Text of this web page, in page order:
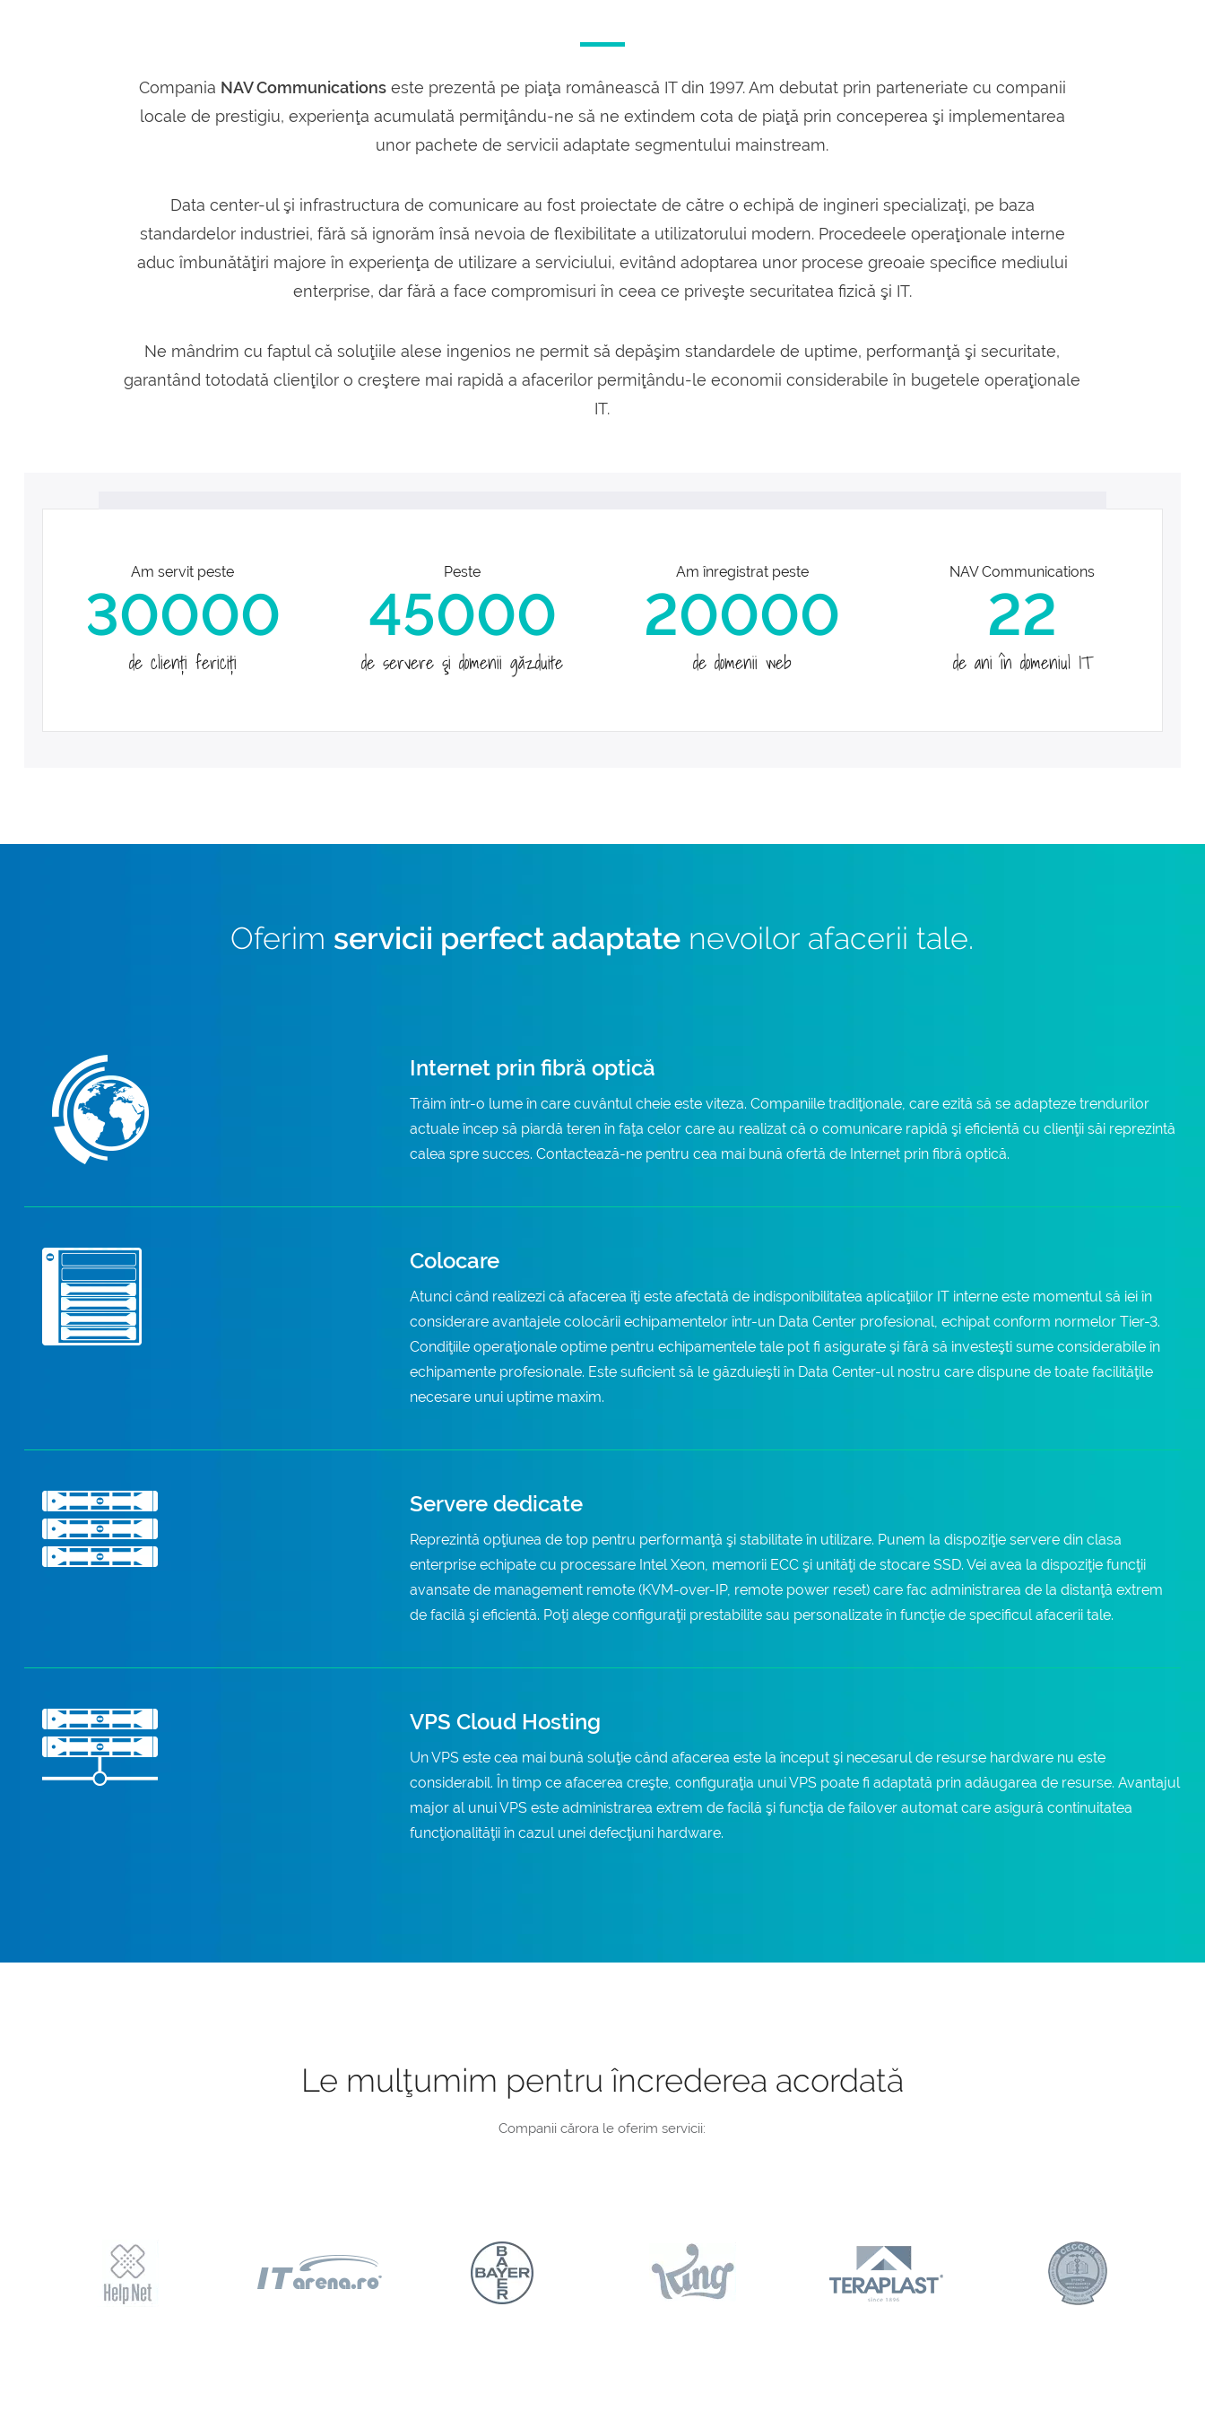
Compania NAV Communicationseste prezentă pe piaţa românească IT din 1997. Am debutat prin parteneriate cu companii
locale de prestigiu, experienţa acumulată permiţându-ne să ne extindem cota de piaţă prin conceperea şi implementarea
unor pachete de servicii adaptate segmentului mainstream.
Data center-ul şi infrastructura de comunicare au fost proiectate de către o echipă de ingineri specializaţi, pe baza
standardelor industriei, fără să ignorăm însă nevoia de flexibilitate a utilizatorului modern. Procedeele operaţionale interne
aduc îmbunătăţiri majore în experienţa de utilizare a serviciului, evitând adoptarea unor procese greoaie specifice mediului
enterprise, dar fără a face compromisuri în ceea ce priveşte securitatea fizică şi IT.
Ne mândrim cu faptul că soluţiile alese ingenios ne permit să depăşim standardele de uptime, performanţă şi securitate,
garantând totodată clienţilor o creştere mai rapidă a afacerilor permiţându-le economii considerabile în bugetele operaţionale
IT.
Am servit peste
30000
de clienţi fericiţi
Peste
45000
de servere şi domenii găzduite
Am înregistrat peste
20000
de domenii web
NAV Communications
22
de ani în domeniul IT
Oferim servicii perfect adaptate nevoilor afacerii tale.
Internet prin fibră optică
Trăim într-o lume în care cuvântul cheie este viteza. Companiile tradiţionale, care ezită să se adapteze trendurilor
actuale încep să piardă teren în faţa celor care au realizat că o comunicare rapidă şi eficientă cu clienţii săi reprezintă
calea spre succes. Contactează-ne pentru cea mai bună ofertă de Internet prin fibră optică.
Colocare
Atunci când realizezi că afacerea îţi este afectată de indisponibilitatea aplicaţiilor IT interne este momentul să iei în
considerare avantajele colocării echipamentelor într-un Data Center profesional, echipat conform normelor Tier-3.
Condiţiile operaţionale optime pentru echipamentele tale pot fi asigurate şi fără să investeşti sume considerabile în
echipamente profesionale. Este suficient să le găzduieşti în Data Center-ul nostru care dispune de toate facilităţile
necesare unui uptime maxim.
Servere dedicate
Reprezintă opţiunea de top pentru performanţă şi stabilitate în utilizare. Punem la dispoziţie servere din clasa
enterprise echipate cu processare Intel Xeon, memorii ECC şi unităţi de stocare SSD. Vei avea la dispoziţie funcţii
avansate de management remote (KVM-over-IP, remote power reset) care fac administrarea de la distanţă extrem
de facilă şi eficientă. Poţi alege configuraţii prestabilite sau personalizate în funcţie de specificul afacerii tale.
VPS Cloud Hosting
Un VPS este cea mai bună soluţie când afacerea este la început şi necesarul de resurse hardware nu este
considerabil. În timp ce afacerea creşte, configuraţia unui VPS poate fi adaptată prin adăugarea de resurse. Avantajul
major al unui VPS este administrarea extrem de facilă şi funcţia de failover automat care asigură continuitatea
funcţionalităţii în cazul unei defecţiuni hardware.
Le mulţumim pentru încrederea acordată
Companii cărora le oferim servicii: